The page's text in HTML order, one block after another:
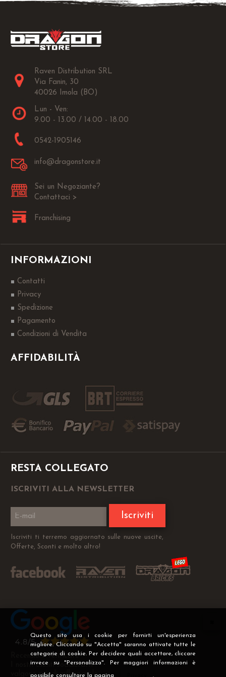
Questo sito usa i cookie per fornirti un'esperienza
migliore. Cliccando su "Accetta" saranno attivate tutte le
categorie di cookie. Per decidere quali accettare, cliccare
invece su "Personalizza". Per maggiori informazioni è
possibile consultare la pagina .
Raven Distribution SRL
Via Fanin, 30
40026 Imola (BO)
Lun - Ven:
9.00 - 13.00 / 14.00 - 18.00
0542-1905146
info@dragonstore.it
Sei un Negoziante?
Contattaci >
Franchising
INFORMAZIONI
Contatti
Privacy
Spedizione
Pagamento
Condizioni di Vendita
AFFIDABILITÀ
RESTA COLLEGATO
ISCRIVITI ALLA NEWSLETTER
Iscriviti
Iscriviti ti terremo aggiornato sulle nuove uscite,
Offerte, Sconti e molto altro!
Recensioni Verificate
I nostri clienti soddisfatti
valgono più di mille parole